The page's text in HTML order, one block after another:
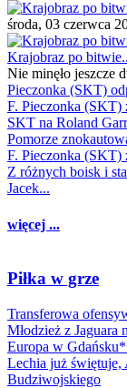
środa, 03 czerwca
Krajobraz po
Nie minęło jeszcze
Pieczonka (SKT)
F. Pieczonka (SKT)
SKT na Roland
Pomorze
F. Pieczonka (SKT)
Z różnych boisk i
Jacek...
więcej ...
Piłka w grze
Transferowa
Młodzież z Jaguara
Europa w
Lechia już świętuje,
Budziwojskiego